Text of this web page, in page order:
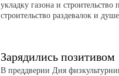
укладку газона и
строительство раздевалок и
Зарядились позитивом
В преддверии Дня